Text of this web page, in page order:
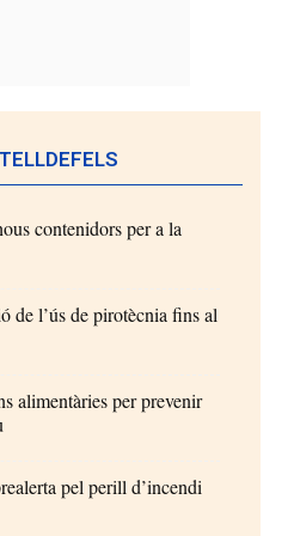
contenidors per a la
de l’ús de pirotècnia fins al
alimentàries per prevenir
pel perill d’incendi